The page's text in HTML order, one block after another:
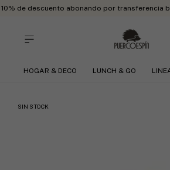
de descuento abonando por transferencia
HOGAR & DECO LUNCH & GO
SIN STOCK